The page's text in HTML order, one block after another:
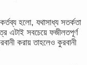
হলো, যথাসাধ্য সতর্কতা
এটাই সবচেয়ে ফজীলতপূর্ণ
করায় তাহলেও কুরবানী